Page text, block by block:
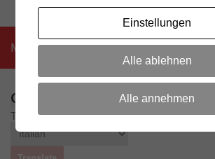
Mehr
OTHER LANGUAGES
Translate to:
Einstellungen
Alle ablehnen
Alle annehmen